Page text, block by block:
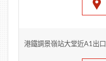
港鐵調景嶺站大堂近A1出口